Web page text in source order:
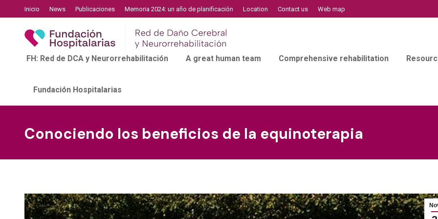
Inicio News Publicaciones Memoria 2024: un año de planificación Location Contact us Web map
FH: Red de DCA y Neurorrehabilitación A great human team Comprehensive rehabilitation
Fundación Hospitalarias
Conociendo los beneficios de la equinoterapia